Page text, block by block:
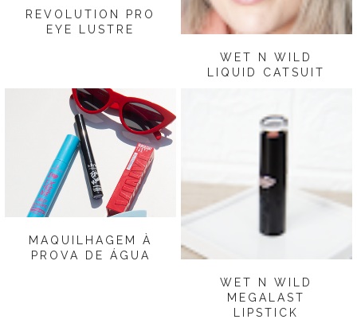
REVOLUTION PRO
EYE LUSTRE
WET N WILD
LIQUID CATSUIT
MAQUILHAGEM À
PROVA DE ÁGUA
WET N WILD
MEGALAST
LIPSTICK